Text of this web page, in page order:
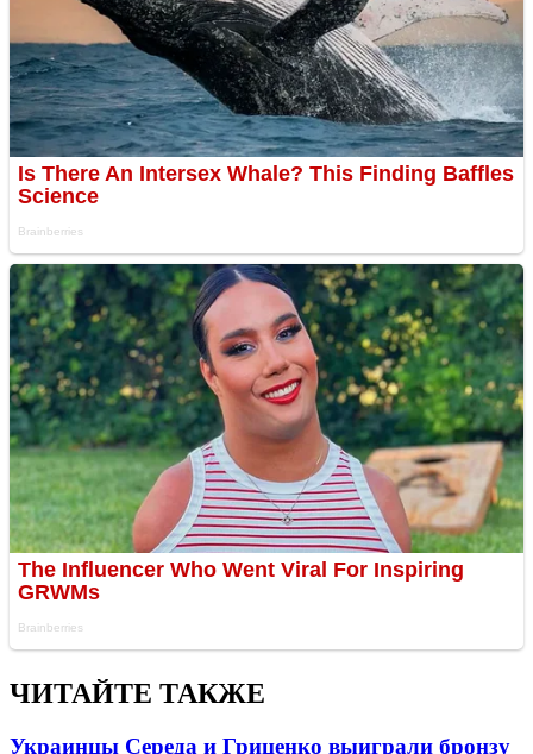
ЧИТАЙТЕ ТАКЖЕ
Украинцы Середа и Гриценко выиграли бронзу